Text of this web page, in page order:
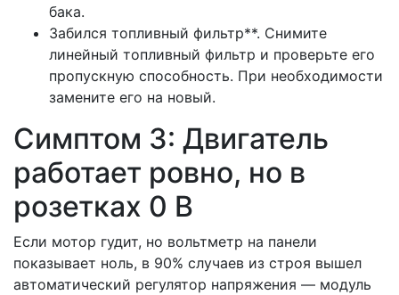
бака.
Забился топливный фильтр**. Снимите
линейный топливный фильтр и проверьте его
пропускную способность. При необходимости
замените его на новый.
Симптом 3: Двигатель
работает ровно, но в
розетках 0 В
Если мотор гудит, но вольтметр на панели
показывает ноль, в 90% случаев из строя вышел
автоматический регулятор напряжения — модуль